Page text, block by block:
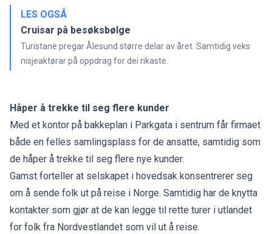
LES OGSÅ
Cruisar på besøksbølge
Turistane pregar Ålesund større delar av året. Samtidig veks
nisjeaktørar på oppdrag for dei rikaste.
Håper å trekke til seg flere kunder
Med et kontor på bakkeplan i Parkgata i sentrum får firmaet
både en felles samlingsplass for de ansatte, samtidig som
de håper å trekke til seg flere nye kunder.
Gamst forteller at selskapet i hovedsak konsentrerer seg
om å sende folk ut på reise i Norge. Samtidig har de knytta
kontakter som gjør at de kan legge til rette turer i utlandet
for folk fra Nordvestlandet som vil ut å reise.